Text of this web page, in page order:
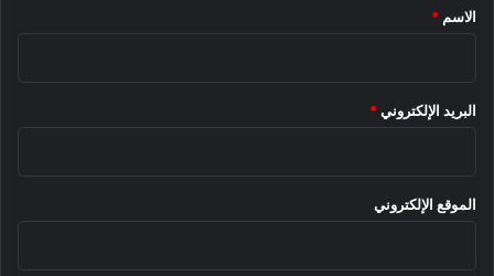
*
الاسم *
البريد الإلكتروني *
الموقع الإلكتروني